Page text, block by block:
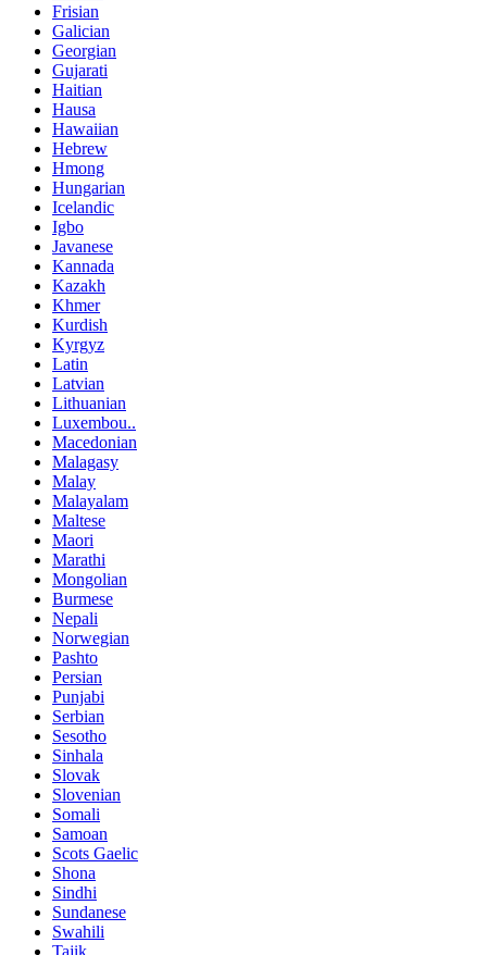
Frisian
Galician
Georgian
Gujarati
Haitian
Hausa
Hawaiian
Hebrew
Hmong
Hungarian
Icelandic
Igbo
Javanese
Kannada
Kazakh
Khmer
Kurdish
Kyrgyz
Latin
Latvian
Lithuanian
Luxembou..
Macedonian
Malagasy
Malay
Malayalam
Maltese
Maori
Marathi
Mongolian
Burmese
Nepali
Norwegian
Pashto
Persian
Punjabi
Serbian
Sesotho
Sinhala
Slovak
Slovenian
Somali
Samoan
Scots Gaelic
Shona
Sindhi
Sundanese
Swahili
Tajik